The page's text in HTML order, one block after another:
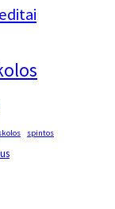
spintos